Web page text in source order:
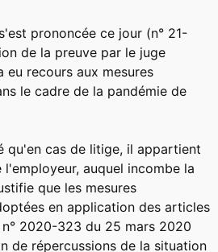
prononcée ce jour (n° 21-
de la preuve par le juge
eu recours aux mesures
le cadre de la pandémie de
qu'en cas de litige, il appartient
auquel incombe la
que les mesures
en application des articles
2020-323 du 25 mars 2020
de répercussions de la situation